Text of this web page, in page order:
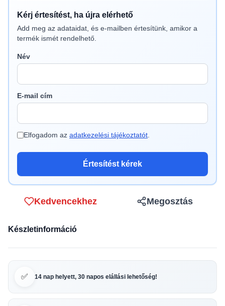
Kérj értesítést, ha újra elérhető
Add meg az adataidat, és e-mailben értesítünk, amikor a
termék ismét rendelhető.
Név
E-mail cím
Elfogadom az adatkezelési tájékoztatót
Értesítést kérek
Kedvencekhez Megosztás
Készletinformáció
✅ 14 nap helyett, 30 napos elállási lehetőség!